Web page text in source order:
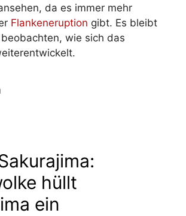
da es immer mehr
Flankeneruption gibt. Es bleibt
wie sich das
hüllt
ein